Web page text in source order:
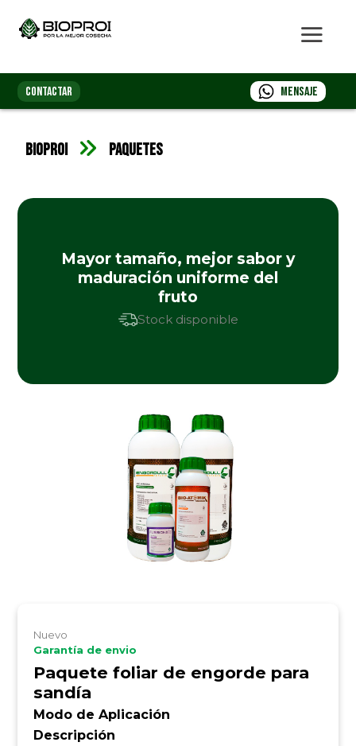
CONTACTAR Mensaje
Bioproi Paquetes
Mayor tamaño, mejor sabor y
maduración uniforme del
fruto
Stock disponible
Nuevo
Garantía de envio
Paquete foliar de engorde para
sandía
Modo de Aplicación
Descripción